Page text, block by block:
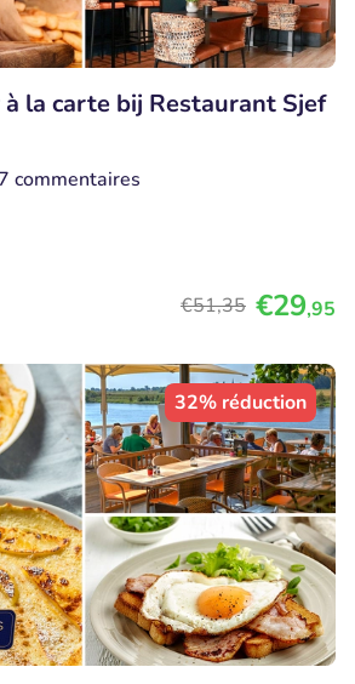
la carte bij Restaurant Sjef
commentaires
€51,35 €29,95
32% réduction